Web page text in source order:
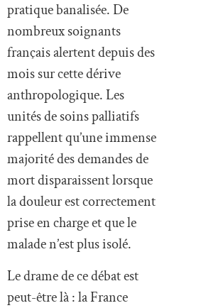
pratique banalisée. De
nombreux soignants
français alertent depuis des
mois sur cette dérive
anthropologique. Les
unités de soins palliatifs
rappellent qu’une immense
majorité des demandes de
mort disparaissent lorsque
la douleur est correctement
prise en charge et que le
malade n’est plus isolé.
Le drame de ce débat est
peut-être là : la France